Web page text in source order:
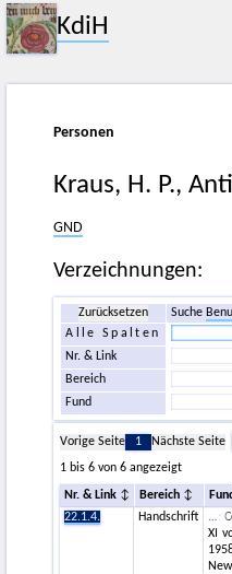
KdiH
Personen
Kraus, H. P.,
GND
Verzeichnungen:
Zurücksetzen Suche
Alle Spalten
Nr. & Link
Bereich
Fund
Vorige Seite 1 Nächste Seite
1 bis 6 von 6 angezeigt
Nr. & Link Bereich
22.1.4.
Handschrift
:
XI